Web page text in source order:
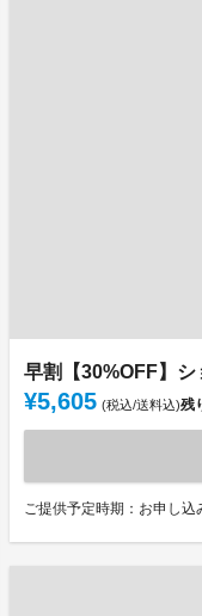
早割【30%OFF】
¥5,605 (税込/送料込)残
ご提供予定時期：お申し込